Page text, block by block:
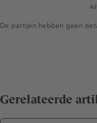
De partijen hebben geen
Gerelateerde